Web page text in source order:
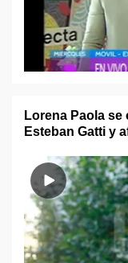
Lorena Paola
Esteban Gatti y